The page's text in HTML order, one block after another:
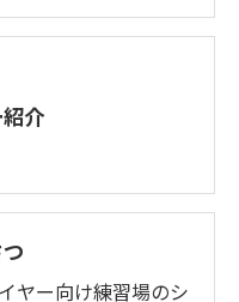
介
ヤー向け練習場のシ